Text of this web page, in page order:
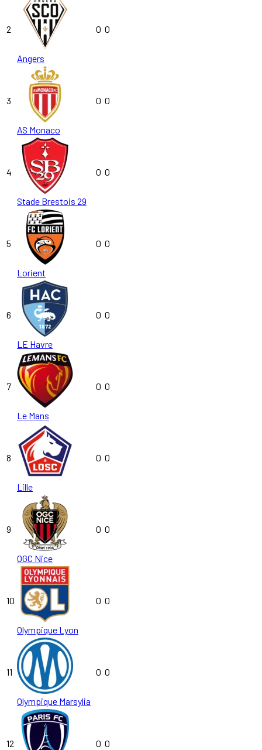
2
Angers
0 0
3
AS Monaco
0 0
4
Stade Brestois 29
0 0
5
Lorient
0 0
6
LE Havre
0 0
7
Le Mans
0 0
8
Lille
0 0
9
OGC Nice
0 0
10
Olympique Lyon
0 0
11
Olympique Marsylia
0 0
12 0 0